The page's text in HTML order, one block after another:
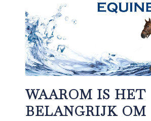
WAAROM IS HET
BELANGRIJK OM